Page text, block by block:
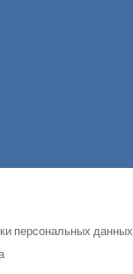
персональных данных